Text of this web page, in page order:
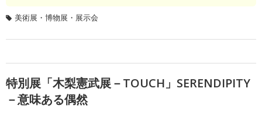
美術展・博物展・展示会
特別展「木梨憲武展－TOUCH」SERENDIPITY
－意味ある偶然